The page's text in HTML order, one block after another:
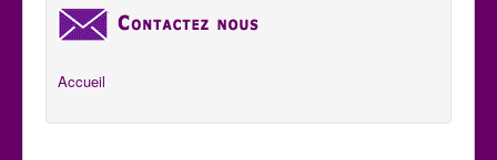
Accueil